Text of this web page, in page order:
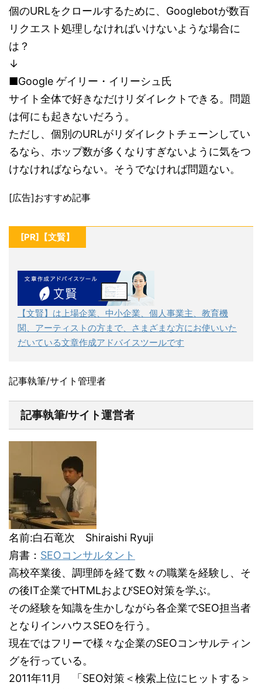
個のURLをクロールするために、Googlebotが数百
リクエスト処理しなければいけないような場合に
は？
↓
■Google ゲイリー・イリーシュ氏
サイト全体で好きなだけリダイレクトできる。問題
は何にも起きないだろう。
ただし、個別のURLがリダイレクトチェーンしてい
るなら、ホップ数が多くなりすぎないように気をつ
けなければならない。そうでなければ問題ない。
[広告]おすすめ記事
[PR]【文賢】
【文賢】は上場企業、中小企業、個人事業主、教育機
関、アーティストの方まで、さまざまな方にお使いいた
だいている文章作成アドバイスツールです
記事執筆/サイト管理者
記事執筆/サイト運営者
名前:白石竜次 Shiraishi Ryuji
肩書： SEOコンサルタント
高校卒業後、調理師を経て数々の職業を経験し、そ
の後IT企業でHTMLおよびSEO対策を学ぶ。
その経験を知識を生かしながら各企業でSEO担当者
となりインハウスSEOを行う。
現在ではフリーで様々な企業のSEOコンサルティン
グを行っている。
2011年11月 「SEO対策＜検索上位にヒットする＞